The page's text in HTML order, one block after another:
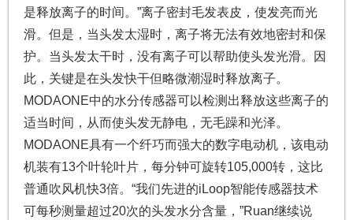
是释放离子的时间。”离子密封毛发表皮，使发亮而光
滑。但是，当头发太湿时，离子将无法有效地密封和保
护。当头发太干时，没有离子可以帮助使头发光滑。因
此，关键是在头发快干但略微潮湿时释放离子。
MODAONE中的水分传感器可以检测出释放这些离子的
适当时间，从而使头发无静电，无毛躁和光泽。
MODAONE具有一个纤巧而强大的数字电动机，该电动
机装有13个叶轮叶片，每分钟可旋转105,000转，这比
普通吹风机快3倍。“我们先进的iLoop智能传感器技术
可每秒测量超过20次的头发水分含量，”Ruan继续说